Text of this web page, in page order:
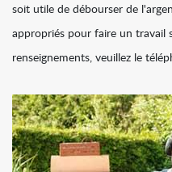
soit utile de débourser de
appropriés pour faire un travail
renseignements, veuillez le